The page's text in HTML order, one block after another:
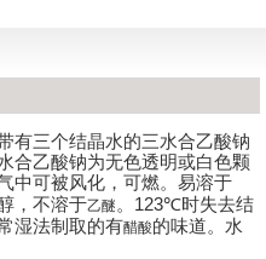
有三个结晶水的三水合乙酸钠
合乙酸钠为无色透明或白色颗
中可被风化，可燃。易溶于
，不溶于乙醚 。 123℃时失去结
湿法制取的有醋酸的味道。水